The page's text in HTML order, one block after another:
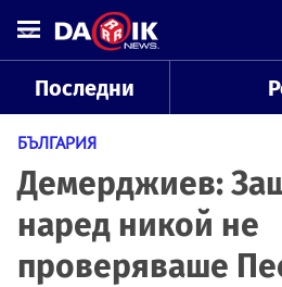
Последни
БЪЛГАРИЯ
Демерджиев:
наред никой не
проверяваше